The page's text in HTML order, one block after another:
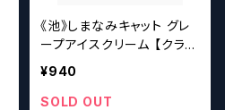
《池》しまなみキャット グレ
ープアイスクリーム 【クラフ
トビールシザーズ】
¥940
SOLD OUT